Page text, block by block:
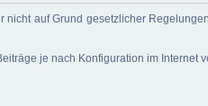
auf Grund gesetzlicher
je nach Konfiguration im Internet